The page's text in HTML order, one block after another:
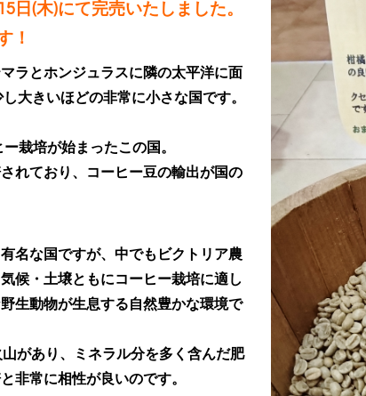
日(木)にて完売いたしました。
！
ラとホンジュラスに隣の太平洋に面
大きいほどの非常に小さな国です。
栽培が始まったこの国。
れており、コーヒー豆の輸出が国の
名な国ですが、中でもビクトリア農
候・土壌ともにコーヒー栽培に適し
生動物が生息する自然豊かな環境で
があり、ミネラル分を多く含んだ肥
非常に相性が良いのです。